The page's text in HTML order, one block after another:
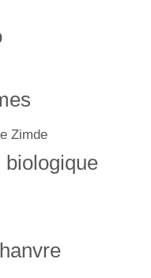
biologique